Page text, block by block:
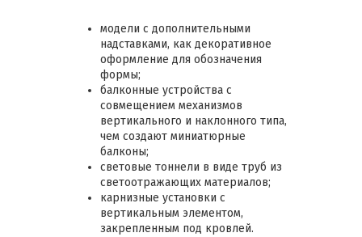
модели с дополнительными
надставками, как декоративное
оформление для обозначения
формы;
балконные устройства с
совмещением механизмов
вертикального и наклонного типа,
чем создают миниатюрные
балконы;
световые тоннели в виде труб из
светоотражающих материалов;
карнизные установки с
вертикальным элементом,
закрепленным под кровлей.